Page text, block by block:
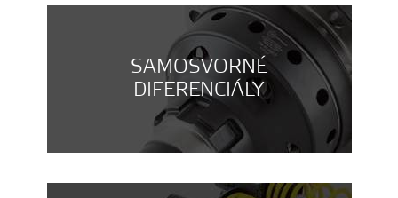
SAMOSVORNÉ
DIFERENCIÁLY